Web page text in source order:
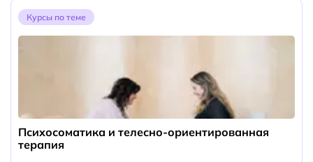
Курсы по теме
Психосоматика и телесно-ориентированная
терапия